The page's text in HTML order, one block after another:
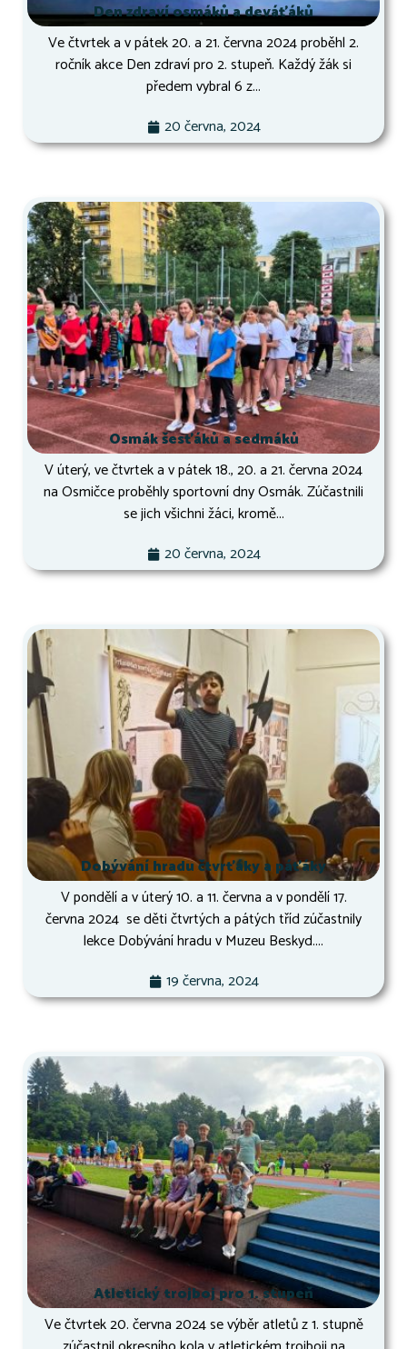
Den zdraví osmáků a deváťáků
Ve čtvrtek a v pátek 20. a 21. června 2024 proběhl 2.
ročník akce Den zdraví pro 2. stupeň. Každý žák si
předem vybral 6 z...
20 června, 2024
Osmák šesťáků a sedmáků
V úterý, ve čtvrtek a v pátek 18., 20. a 21. června 2024
na Osmičce proběhly sportovní dny Osmák. Zúčastnili
se jich všichni žáci, kromě...
20 června, 2024
Dobývání hradu čtvrťáky a páťáky
V pondělí a v úterý 10. a 11. června a v pondělí 17.
června 2024 se děti čtvrtých a pátých tříd zúčastnily
lekce Dobývání hradu v Muzeu Beskyd....
19 června, 2024
Atletický trojboj pro 1. stupeň
Ve čtvrtek 20. června 2024 se výběr atletů z 1. stupně